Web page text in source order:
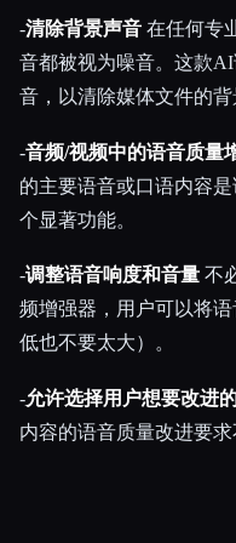
-清除背景声音 在任何专
音都被视为噪音。这款
音，以清除媒体文件的背
-音频/视频中的语音质量
的主要语音或口语内容
个显著功能。
-调整语音响度和音量 不
频增强器，用户可以将
低也不要太大）。
-允许选择用户想要改进
内容的语音质量改进要求